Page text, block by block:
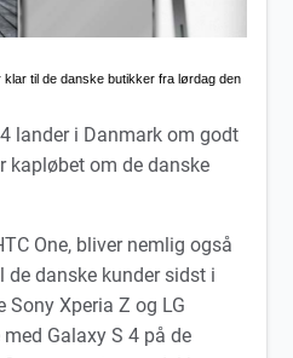
klar til de danske butikker fra lørdag den
lander i Danmark om godt
kapløbet om de danske
One, bliver nemlig også
danske kunder sidst i
Xperia Z og LG
Galaxy S 4 på de